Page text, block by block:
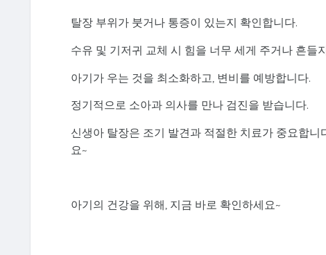
탈장 부위가 붓거나 통증이 있는지 확인합니다.
수유 및 기저귀 교체 시 힘을 너무 세게 주거나 흔들
아기가 우는 것을 최소화하고, 변비를 예방합니다.
정기적으로 소아과 의사를 만나 검진을 받습니다.
신생아 탈장은 조기 발견과 적절한 치료가 중요합
요~
아기의 건강을 위해, 지금 바로 확인하세요~